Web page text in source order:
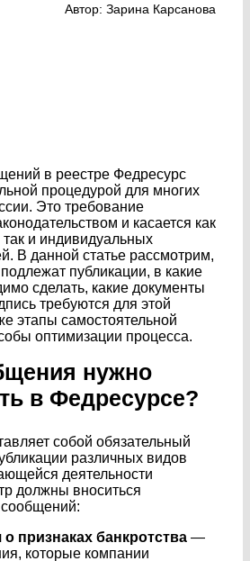
Автор: Зарина Карсанова
в реестре Федресурс
процедурой для многих
Это требование
и касается как
и индивидуальных
В данной статье рассмотрим,
публикации, в какие
сделать, какие документы
требуются для этой
этапы самостоятельной
оптимизации процесса.
нужно
в Федресурсе?
собой обязательный
различных видов
деятельности
должны вноситься
признаках банкротства —
которые компании